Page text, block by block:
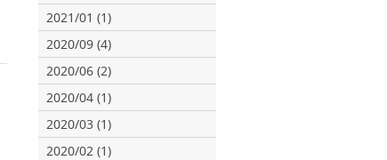
2021/01 (1)
2020/09 (4)
2020/06 (2)
2020/04 (1)
2020/03 (1)
2020/02 (1)